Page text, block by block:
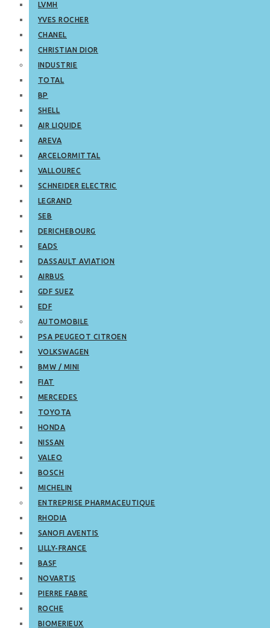
LVMH
YVES ROCHER
CHANEL
CHRISTIAN DIOR
INDUSTRIE
TOTAL
BP
SHELL
AIR LIQUIDE
AREVA
ARCELORMITTAL
VALLOUREC
SCHNEIDER ELECTRIC
LEGRAND
SEB
DERICHEBOURG
EADS
DASSAULT AVIATION
AIRBUS
GDF SUEZ
EDF
AUTOMOBILE
PSA PEUGEOT CITROEN
VOLKSWAGEN
BMW / MINI
FIAT
MERCEDES
TOYOTA
HONDA
NISSAN
VALEO
BOSCH
MICHELIN
ENTREPRISE PHARMACEUTIQUE
RHODIA
SANOFI AVENTIS
LILLY-FRANCE
BASF
NOVARTIS
PIERRE FABRE
ROCHE
BIOMERIEUX